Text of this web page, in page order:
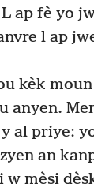
ap fè yo
l ap
kèk
anyen.
al priye:
an
w mèsi